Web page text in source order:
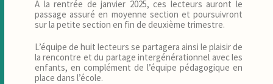
A la rentrée de janvier 2025, ces lecteurs auront le
passage assuré en moyenne section et poursuivront
sur la petite section en fin de deuxième trimestre.
L’équipe de huit lecteurs se partagera ainsi le plaisir de
la rencontre et du partage intergénérationnel avec les
enfants, en complément de l’équipe pédagogique en
place dans l’école.